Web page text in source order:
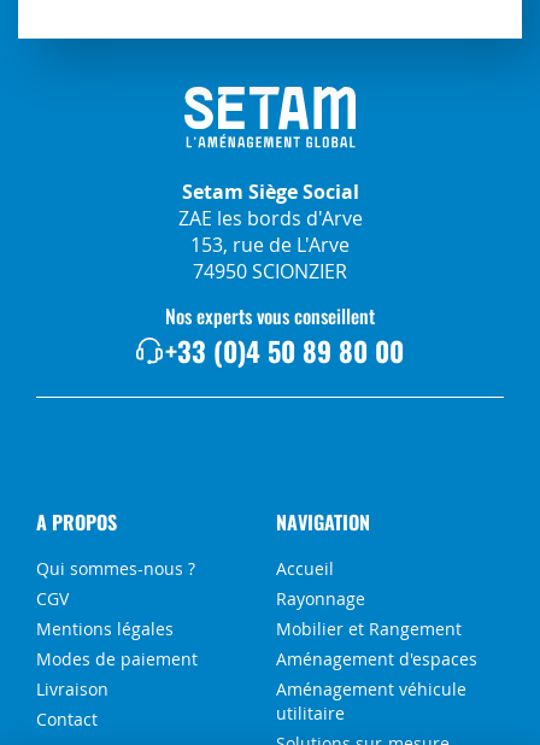
Setam Siège Social
ZAE les bords d'Arve
153, rue de L'Arve
74950 SCIONZIER
Nos experts vous conseillent
+33 (0)4 50 89 80 00
A PROPOS
Qui sommes-nous ?
CGV
Mentions légales
Modes de paiement
Livraison
Contact
NAVIGATION
Accueil
Rayonnage
Mobilier et Rangement
Aménagement d'espaces
Aménagement véhicule
utilitaire